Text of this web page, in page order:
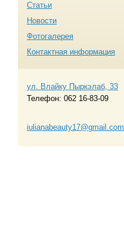
Статьи
Новости
Фотогалерея
Контактная информация
ул. Влайку Пыркэлаб, 33
Телефон: 062 16-83-09
iulianabeauty17@gmail.com